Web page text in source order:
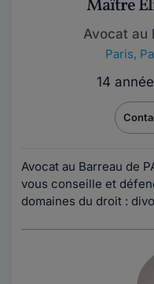
Maître
Avocat au
Paris,
14
Avocat au Barreau de
vous conseille et
domaines du droit :